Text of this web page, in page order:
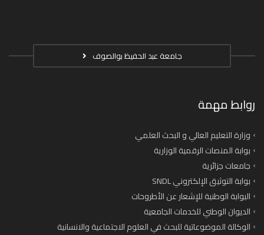
جامعة عبد الحفيظ بوالصوف
روابط مهمة
وزارة التعليم العالي و البحث العلمي
بوابة المنصات الرقمية الوزارية
جامعات جزائرية
بوابة التوثيق الإلكتروني SNDL
البوابة الوطنية للإشعار عن الأطروحات
الديوان الوطني للخدمات الجامعية
الوكالة الموضوعاتية للبحث في العلوم الاجتماعية والانسانية